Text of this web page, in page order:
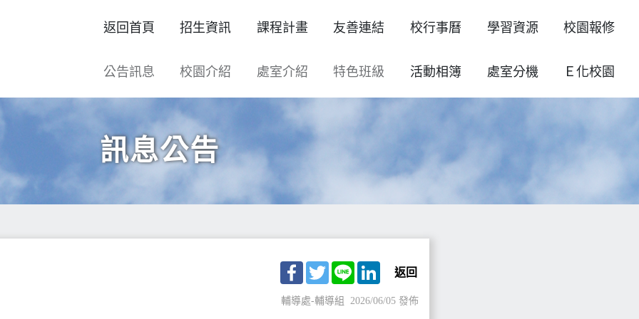
返回首頁 招生資訊 課程計畫 友善連結 校行事曆 學習資源 校園報修
公告訊息 校園介紹 處室介紹 特色班級 活動相簿 處室分機 Ｅ化校園
訊息公告
Facebook
TwitterLine LinkedIn
返回
輔導處-輔導組 2026/06/05 發佈